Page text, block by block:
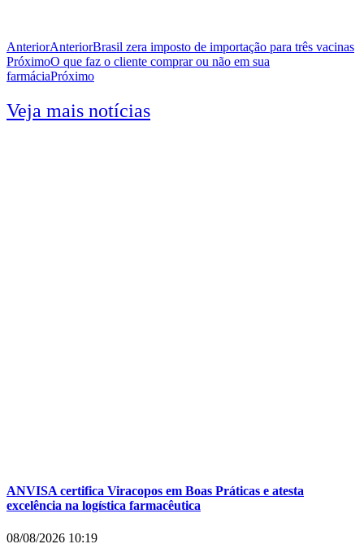
AnteriorAnteriorBrasil zera imposto de importação para três vacinas
PróximoO que faz o cliente comprar ou não em sua
farmáciaPróximo
Veja mais notícias
ANVISA certifica Viracopos em Boas Práticas e atesta
excelência na logística farmacêutica
08/08/2026 10:19